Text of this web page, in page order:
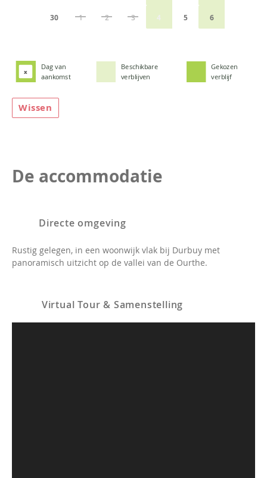
30 1 2 3 4 5 6
x
Dag van
aankomst
Beschikbare
verblijven
Gekozen
verblijf
Wissen
De accommodatie
Directe omgeving
Rustig gelegen, in een woonwijk vlak bij Durbuy met
panoramisch uitzicht op de vallei van de Ourthe.
Virtual Tour & Samenstelling